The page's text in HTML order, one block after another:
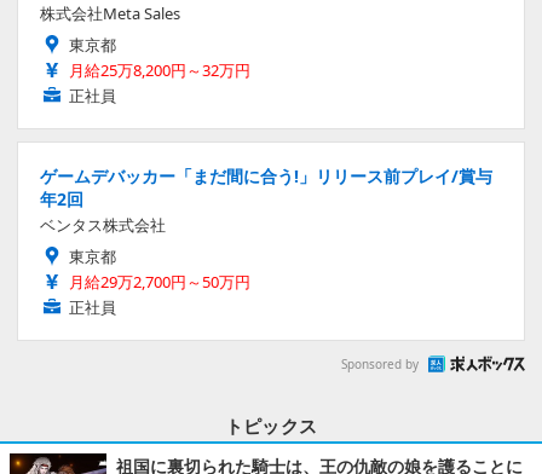
株式会社Meta Sales
東京都
月給25万8,200円～32万円
正社員
ゲームデバッカー「まだ間に合う!」リリース前プレイ/賞与
年2回
ベンタス株式会社
東京都
月給29万2,700円～50万円
正社員
Sponsored by
トピックス
祖国に裏切られた騎士は、王の仇敵の娘を護ることに